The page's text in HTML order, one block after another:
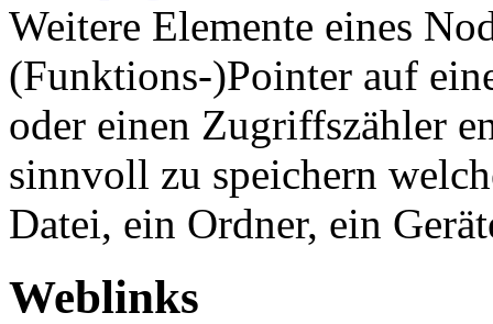
Weitere Elemente eines
(Funktions-)Pointer auf
oder einen Zugriffszähler
sinnvoll zu speichern
Datei, ein Ordner, ein
Weblinks